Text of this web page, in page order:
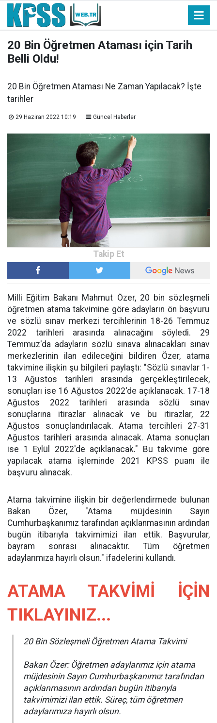
20 Bin Öğretmen Ataması için Tarih
Belli Oldu!
20 Bin Öğretmen Ataması Ne Zaman Yapılacak? İşte
tarihler
29 Haziran 2022 10:19 Güncel Haberler
Milli Eğitim Bakanı Mahmut Özer, 20 bin sözleşmeli
öğretmen atama takvimine göre adayların ön başvuru
ve sözlü sınav merkezi tercihlerinin 18-26 Temmuz
2022 tarihleri arasında alınacağını söyledi. 29
Temmuz'da adayların sözlü sınava alınacakları sınav
merkezlerinin ilan edileceğini bildiren Özer, atama
takvimine ilişkin şu bilgileri paylaştı: "Sözlü sınavlar 1-
13 Ağustos tarihleri arasında gerçekleştirilecek,
sonuçları ise 16 Ağustos 2022'de açıklanacak. 17-18
Ağustos 2022 tarihleri arasında sözlü sınav
sonuçlarına itirazlar alınacak ve bu itirazlar, 22
Ağustos sonuçlandırılacak. Atama tercihleri 27-31
Ağustos tarihleri arasında alınacak. Atama sonuçları
ise 1 Eylül 2022'de açıklanacak." Bu takvime göre
yapılacak atama işleminde 2021 KPSS puanı ile
başvuru alınacak.
Atama takvimine ilişkin bir değerlendirmede bulunan
Bakan Özer, "Atama müjdesinin Sayın
Cumhurbaşkanımız tarafından açıklanmasının ardından
bugün itibarıyla takvimimizi ilan ettik. Başvurular,
bayram sonrası alınacaktır. Tüm öğretmen
adaylarımıza hayırlı olsun." ifadelerini kullandı.
ATAMA TAKVİMİ İÇİN
TIKLAYINIZ...
20 Bin Sözleşmeli Öğretmen Atama Takvimi
Bakan Özer: Öğretmen adaylarımız için atama
müjdesinin Sayın Cumhurbaşkanımız tarafından
açıklanmasının ardından bugün itibarıyla
takvimimizi ilan ettik. Süreç, tüm öğretmen
adaylarımıza hayırlı olsun.